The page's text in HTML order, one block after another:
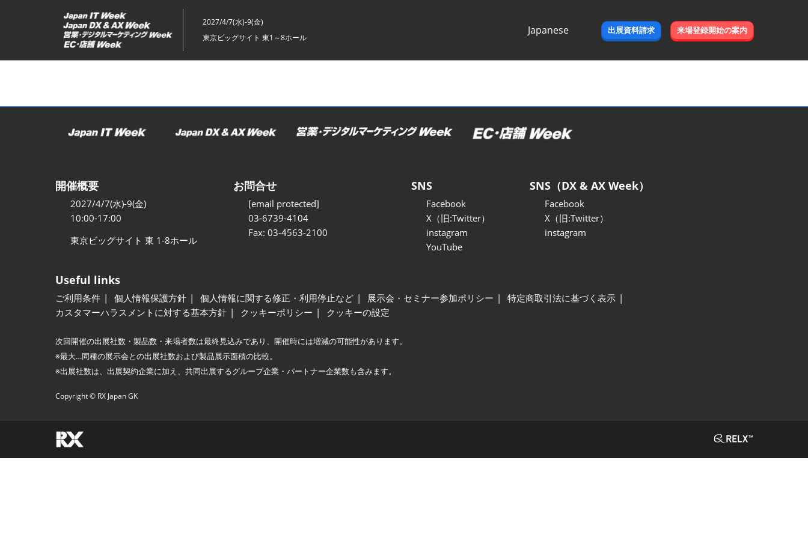
ッ
2027/4/7(水)-9(金)
東京ビッグサイト 東1～8ホール
Japanese
出展資料請求 来場登録開始の案内
開催概要
2027/4/7(水)-9(金)
10:00-17:00
東京ビッグサイト 東 1-8ホール
お問合せ
[email protected]
03-6739-4104
Fax: 03-4563-2100
SNS
Facebook
X（旧:Twitter）
instagram
YouTube
SNS（DX & AX Week）
Facebook
X（旧:Twitter）
instagram
Useful links
ご利用条件 個人情報保護方針 個人情報に関する修正・利用停止など 展示会・セミナー参加ポリシー
特定商取引法に基づく表示
カスタマーハラスメントに対する基本方針
クッキーポリシー クッキーの設定
次回開催の出展社数・製品数・来場者数は最終見込みであり、開催時には増減の可能性があります。
※最大…同種の展示会との出展社数および製品展示面積の比較。
※出展社数は、出展契約企業に加え、共同出展するグループ企業・パートナー企業数も含みます。
Copyright © RX Japan GK